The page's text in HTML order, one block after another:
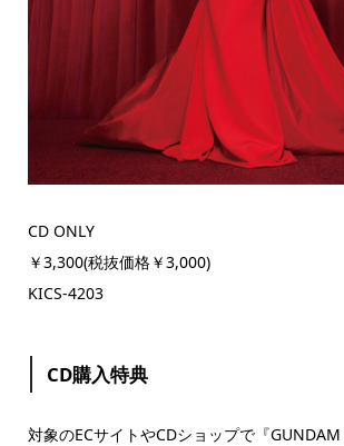
CD ONLY
￥3,300(税抜価格￥3,000)
KICS-4203
CD購入特典
対象のECサイトやCDショップで『GUNDAM